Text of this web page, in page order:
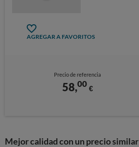
AGREGAR A FAVORITOS
Precio de referencia
58,00 €
Mejor calidad con un precio similar